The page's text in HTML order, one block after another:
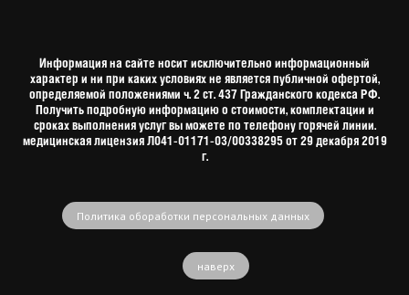
Информация на сайте носит исключительно информационный
характер и ни при каких условиях не является публичной офертой,
определяемой положениями ч. 2 ст. 437 Гражданского кодекса РФ.
Получить подробную информацию о стоимости, комплектации и
сроках выполнения услуг вы можете по телефону горячей линии.
медицинская лицензия Л041-01171-03/00338295 от 29 декабря 2019
г.
Политика обоработки персональных данных
наверх